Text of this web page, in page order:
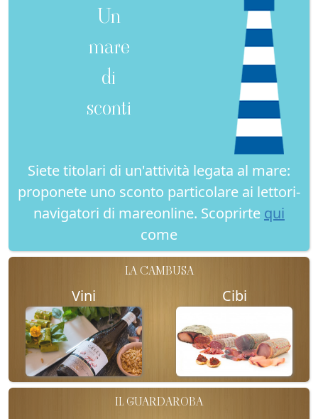
Un
mare
di
sconti
Siete titolari di un'attività legata al mare:
proponete uno sconto particolare ai lettori-
navigatori di mareonline. Scoprirte qui
come
LA CAMBUSA
Vini Cibi
IL GUARDAROBA